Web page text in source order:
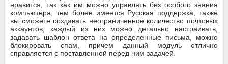
нравится, так как им можно управлять без особого знания
компьютера, тем более имеется Русская поддержка, также
вы сможете создавать неограниченное количество почтовых
аккаунтов, каждый из них можно детально настраивать,
задавать шаблон ответа на определенные письма, можно
блокировать спам, причем данный модуль отлично
справляется с поставленной перед ним задачей.